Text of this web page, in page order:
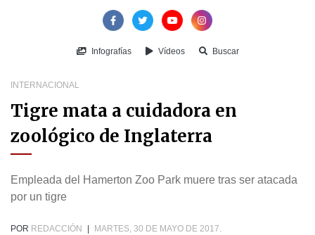
Infografías Vídeos Buscar
INTERNACIONAL
Tigre mata a cuidadora en
zoológico de Inglaterra
Empleada del Hamerton Zoo Park muere tras ser atacada
por un tigre
POR REDACCIÓN MARTES, 30 DE MAYO DE 2017.